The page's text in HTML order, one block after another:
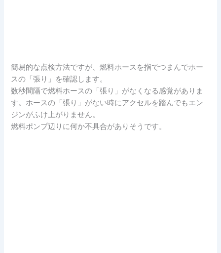
簡易的な点検方法ですが、燃料ホースを指でつまんでホー
スの「張り」を確認します。
数秒間隔で燃料ホースの「張り」がなくなる感覚がありま
す。ホースの「張り」がない時にアクセルを踏んでもエン
ジンがふけ上がりません。
燃料ポンプ辺りに何か不具合がありそうです。